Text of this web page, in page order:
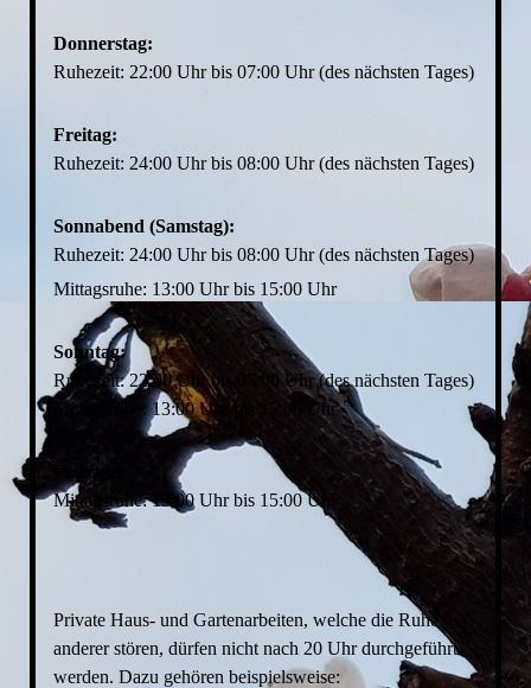
Donnerstag:
Ruhezeit: 22:00 Uhr bis 07:00 Uhr (des nächsten Tages)
Freitag:
Ruhezeit: 24:00 Uhr bis 08:00 Uhr (des nächsten Tages)
Sonnabend (Samstag):
Ruhezeit: 24:00 Uhr bis 08:00 Uhr (des nächsten Tages)
Mittagsruhe: 13:00 Uhr bis 15:00 Uhr
Sonntag:
Ruhezeit: 22:00 Uhr bis 07:00 Uhr (des nächsten Tages)
Mittagsruhe: 13:00 Uhr bis 15:00 Uhr
Feiertag:
Mittagsruhe: 13:00 Uhr bis 15:00 Uhr
Private Haus- und Gartenarbeiten, welche die Ruhe
anderer stören, dürfen nicht nach 20 Uhr durchgeführt
werden. Dazu gehören beispielsweise: